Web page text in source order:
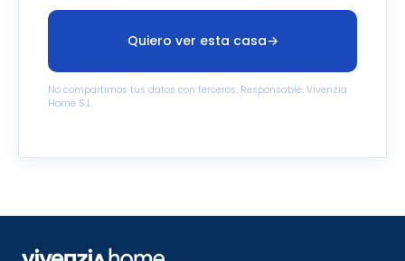
Quiero ver esta casa→
No compartimos tus datos con terceros. Responsable: Vivenzia
Home S.L.